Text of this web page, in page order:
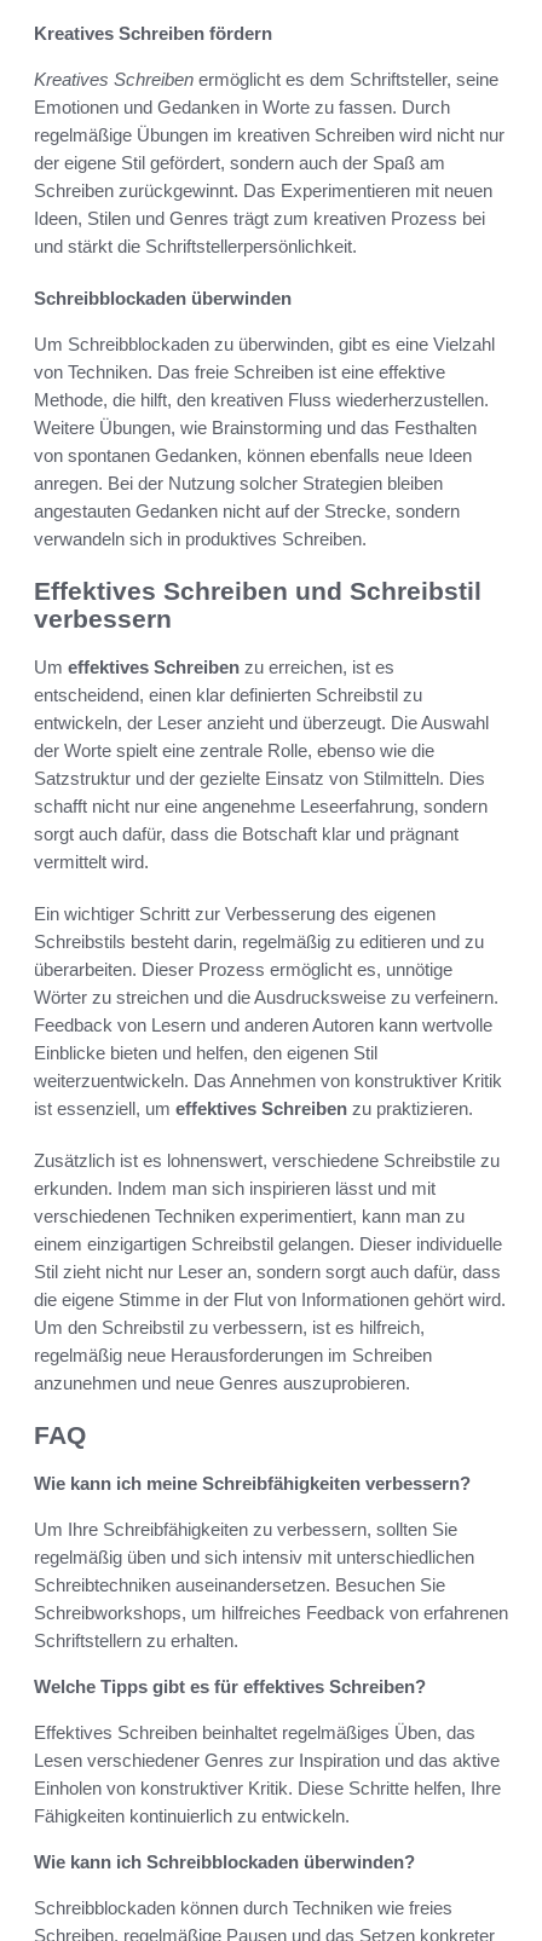
Kreatives Schreiben fördern
Kreatives Schreiben ermöglicht es dem Schriftsteller, seine
Emotionen und Gedanken in Worte zu fassen. Durch
regelmäßige Übungen im kreativen Schreiben wird nicht nur
der eigene Stil gefördert, sondern auch der Spaß am
Schreiben zurückgewinnt. Das Experimentieren mit neuen
Ideen, Stilen und Genres trägt zum kreativen Prozess bei
und stärkt die Schriftstellerpersönlichkeit.
Schreibblockaden überwinden
Um Schreibblockaden zu überwinden, gibt es eine Vielzahl
von Techniken. Das freie Schreiben ist eine effektive
Methode, die hilft, den kreativen Fluss wiederherzustellen.
Weitere Übungen, wie Brainstorming und das Festhalten
von spontanen Gedanken, können ebenfalls neue Ideen
anregen. Bei der Nutzung solcher Strategien bleiben
angestauten Gedanken nicht auf der Strecke, sondern
verwandeln sich in produktives Schreiben.
Effektives Schreiben und Schreibstil
verbessern
Um effektives Schreiben zu erreichen, ist es
entscheidend, einen klar definierten Schreibstil zu
entwickeln, der Leser anzieht und überzeugt. Die Auswahl
der Worte spielt eine zentrale Rolle, ebenso wie die
Satzstruktur und der gezielte Einsatz von Stilmitteln. Dies
schafft nicht nur eine angenehme Leseerfahrung, sondern
sorgt auch dafür, dass die Botschaft klar und prägnant
vermittelt wird.
Ein wichtiger Schritt zur Verbesserung des eigenen
Schreibstils besteht darin, regelmäßig zu editieren und zu
überarbeiten. Dieser Prozess ermöglicht es, unnötige
Wörter zu streichen und die Ausdrucksweise zu verfeinern.
Feedback von Lesern und anderen Autoren kann wertvolle
Einblicke bieten und helfen, den eigenen Stil
weiterzuentwickeln. Das Annehmen von konstruktiver Kritik
ist essenziell, um effektives Schreiben zu praktizieren.
Zusätzlich ist es lohnenswert, verschiedene Schreibstile zu
erkunden. Indem man sich inspirieren lässt und mit
verschiedenen Techniken experimentiert, kann man zu
einem einzigartigen Schreibstil gelangen. Dieser individuelle
Stil zieht nicht nur Leser an, sondern sorgt auch dafür, dass
die eigene Stimme in der Flut von Informationen gehört wird.
Um den Schreibstil zu verbessern, ist es hilfreich,
regelmäßig neue Herausforderungen im Schreiben
anzunehmen und neue Genres auszuprobieren.
FAQ
Wie kann ich meine Schreibfähigkeiten verbessern?
Um Ihre Schreibfähigkeiten zu verbessern, sollten Sie
regelmäßig üben und sich intensiv mit unterschiedlichen
Schreibtechniken auseinandersetzen. Besuchen Sie
Schreibworkshops, um hilfreiches Feedback von erfahrenen
Schriftstellern zu erhalten.
Welche Tipps gibt es für effektives Schreiben?
Effektives Schreiben beinhaltet regelmäßiges Üben, das
Lesen verschiedener Genres zur Inspiration und das aktive
Einholen von konstruktiver Kritik. Diese Schritte helfen, Ihre
Fähigkeiten kontinuierlich zu entwickeln.
Wie kann ich Schreibblockaden überwinden?
Schreibblockaden können durch Techniken wie freies
Schreiben, regelmäßige Pausen und das Setzen konkreter